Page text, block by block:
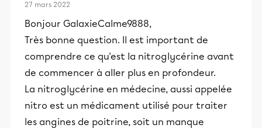
27 mars 2022
Bonjour GalaxieCalme9888,
Très bonne question. Il est important de
comprendre ce qu'est la nitroglycérine avant
de commencer à aller plus en profondeur.
La nitroglycérine en médecine, aussi appelée
nitro est un médicament utilisé pour traiter
les angines de poitrine, soit un manque